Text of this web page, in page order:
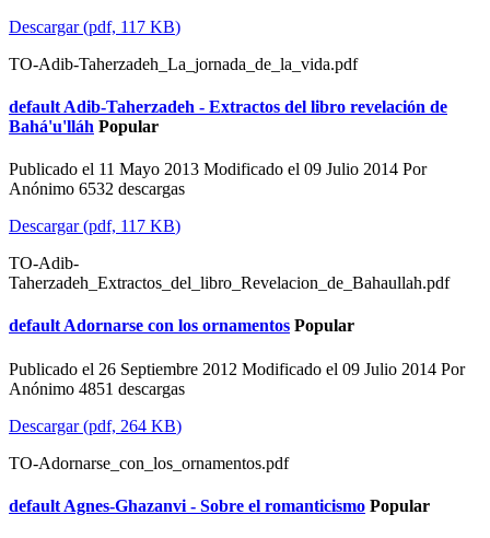
Descargar(pdf, 117 KB)
TO-Adib-Taherzadeh_La_jornada_de_la_vida.pdf
default Adib-Taherzadeh - Extractos del libro revelación de
Bahá'u'lláh Popular
Publicado el 11 Mayo 2013 Modificado el 09 Julio 2014 Por
Anónimo 6532 descargas
Descargar(pdf, 117 KB)
TO-Adib-
Taherzadeh_Extractos_del_libro_Revelacion_de_Bahaullah.pdf
default Adornarse con los ornamentos Popular
Publicado el 26 Septiembre 2012 Modificado el 09 Julio 2014 Por
Anónimo 4851 descargas
Descargar(pdf, 264 KB)
TO-Adornarse_con_los_ornamentos.pdf
default Agnes-Ghazanvi - Sobre el romanticismo Popular